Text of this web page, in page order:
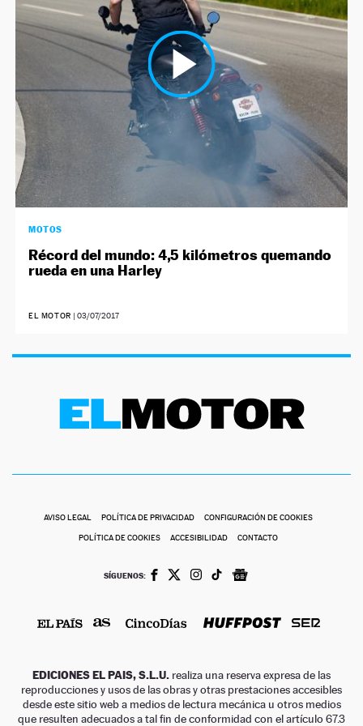
NEWSLETTER
MOTOS
Récord del mundo: 4,5 kilómetros quemando
rueda en una Harley
EL MOTOR | 03/07/2017
AVISO LEGAL POLÍTICA DE PRIVACIDAD CONFIGURACIÓN DE COOKIES
POLÍTICA DE COOKIES ACCESIBILIDAD CONTACTO
SÍGUENOS:
EDICIONES EL PAIS, S.L.U. realiza una reserva expresa de las
reproducciones y usos de las obras y otras prestaciones accesibles
desde este sitio web a medios de lectura mecánica u otros medios
que resulten adecuados a tal fin de conformidad con el artículo 67.3